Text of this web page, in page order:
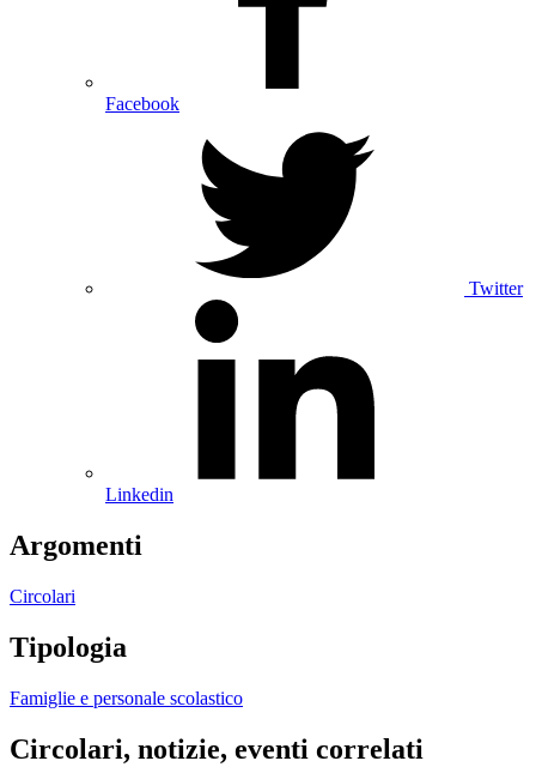
Facebook
Twitter
Linkedin
Argomenti
Circolari
Tipologia
Famiglie e personale scolastico
Circolari, notizie, eventi correlati